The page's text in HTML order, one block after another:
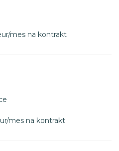
mes na kontrakt
mes na kontrakt